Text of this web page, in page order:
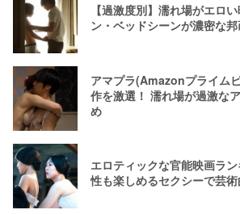
【過激度別】濡れ場がエロ
ン・ベッドシーンが濃密な
アマプラ(Amazonプライム
作を激選！ 濡れ場が過激な
め
エロティックな官能映画ラ
性も楽しめるセクシーで芸